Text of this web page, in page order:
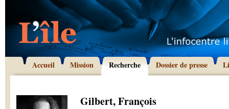
Accueil Mission Recherche Dossier de presse
Gilbert, François